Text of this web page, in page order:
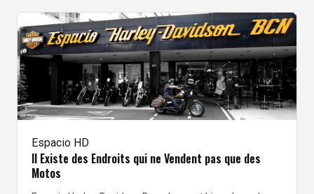
Espacio HD
Il Existe des Endroits qui ne Vendent pas que des
Motos